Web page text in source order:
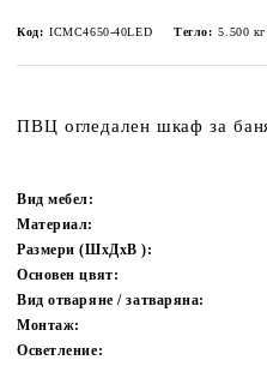
Код: ICMC4650-40LED Тегло: 5.500 кг
ПВЦ огледален шкаф за
Вид мебел:
Материал:
Размери (ШxДxВ ):
Основен цвят:
Вид отваряне / затваряна:
Монтаж:
Осветление: